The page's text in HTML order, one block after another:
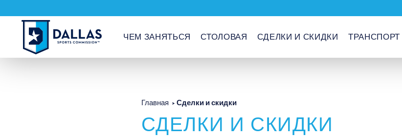
Перейти к содержанию
ЧЕМ ЗАНЯТЬСЯ СТОЛОВАЯ СДЕЛКИ И СКИДКИ ТРАНСПОРТ
Главная Сделки и скидки
СДЕЛКИ И СКИДКИ